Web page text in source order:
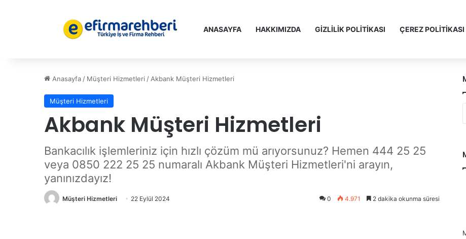
ANASAYFA HAKKIMIZDA GİZLİLİK POLİTİKASI ÇEREZ POLİTİKASI
Anasayfa / Müşteri Hizmetleri / Akbank Müşteri Hizmetleri
Müşteri Hizmetleri
Akbank Müşteri Hizmetleri
Bankacılık işlemleriniz için hızlı çözüm mü arıyorsunuz? Hemen 444 25 25
veya 0850 222 25 25 numaralı Akbank Müşteri Hizmetleri'ni arayın,
yanınızdayız!
Müşteri Hizmetleri 22 Eylül 2024 0 4.971 2 dakika okunma süresi